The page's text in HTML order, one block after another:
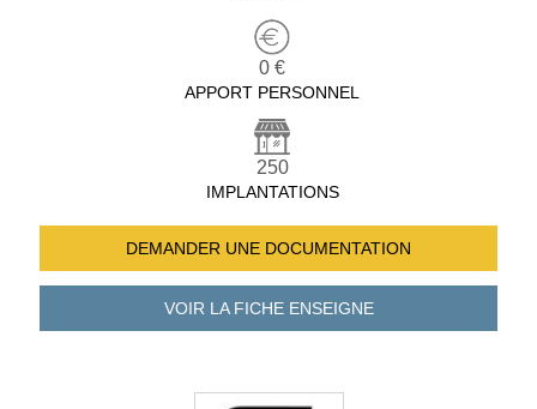
0 €
APPORT PERSONNEL
250
IMPLANTATIONS
DEMANDER UNE DOCUMENTATION
VOIR LA FICHEENSEIGNE